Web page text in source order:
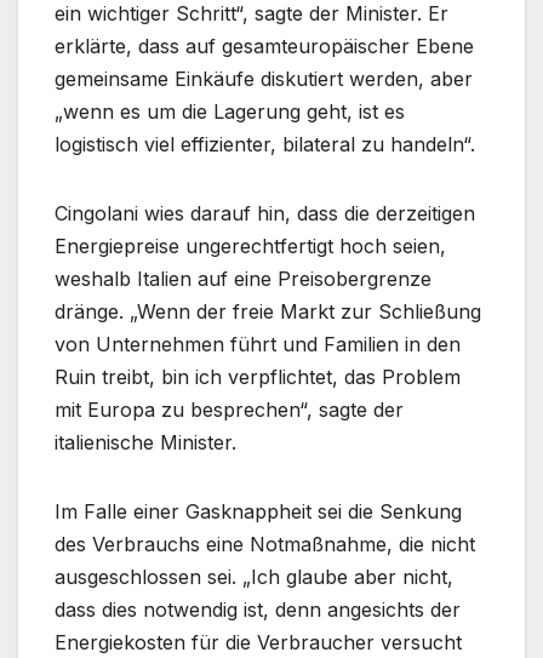
ein wichtiger Schritt“, sagte der Minister. Er
erklärte, dass auf gesamteuropäischer Ebene
gemeinsame Einkäufe diskutiert werden, aber
„wenn es um die Lagerung geht, ist es
logistisch viel effizienter, bilateral zu handeln“.
Cingolani wies darauf hin, dass die derzeitigen
Energiepreise ungerechtfertigt hoch seien,
weshalb Italien auf eine Preisobergrenze
dränge. „Wenn der freie Markt zur Schließung
von Unternehmen führt und Familien in den
Ruin treibt, bin ich verpflichtet, das Problem
mit Europa zu besprechen“, sagte der
italienische Minister.
Im Falle einer Gasknappheit sei die Senkung
des Verbrauchs eine Notmaßnahme, die nicht
ausgeschlossen sei. „Ich glaube aber nicht,
dass dies notwendig ist, denn angesichts der
Energiekosten für die Verbraucher versucht